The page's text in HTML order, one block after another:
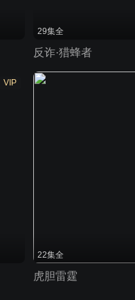
29集全
反诈·猎蜂者
VIP
22集全
虎胆雷霆